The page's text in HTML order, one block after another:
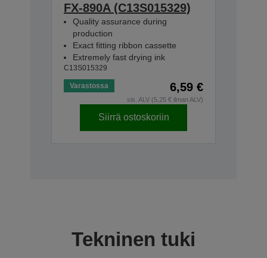
FX-890A (C13S015329)
Quality assurance during
production
Exact fitting ribbon cassette
Extremely fast drying ink
C13S015329
Varastossa 6,59 €
sis. ALV (5,25 € ilman ALV)
Siirrä ostoskoriin
Tekninen tuki